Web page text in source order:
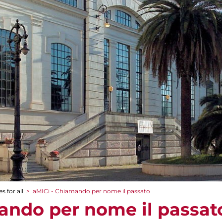
for all > aMICi - Chiamando per nome il passato
per nome il